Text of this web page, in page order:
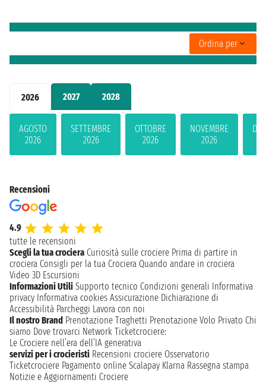
2026 2027 2028
AGOSTO
2026
SETTEMBRE
2026
OTTOBRE
2026
NOVEMBRE
2026
Ordina per
Recensioni
4.9
tutte le recensioni
Scegli la tua crociera Curiosità sulle crociere Prima di partire in
crociera Consigli per la tua Crociera Quando andare in crociera
Video 3D Escursioni
Informazioni Utili Supporto tecnico Condizioni generali Informativa
privacy Informativa cookies Assicurazione Dichiarazione di
Accessibilità Parcheggi Lavora con noi
Il nostro Brand Prenotazione Traghetti Prenotazione Volo Privato Chi
siamo Dove trovarci Network Ticketcrociere:
Le Crociere nell’era dell’IA generativa
servizi per i crocieristi Recensioni crociere Osservatorio
Ticketcrociere Pagamento online Scalapay Klarna Rassegna stampa
Notizie e Aggiornamenti Crociere